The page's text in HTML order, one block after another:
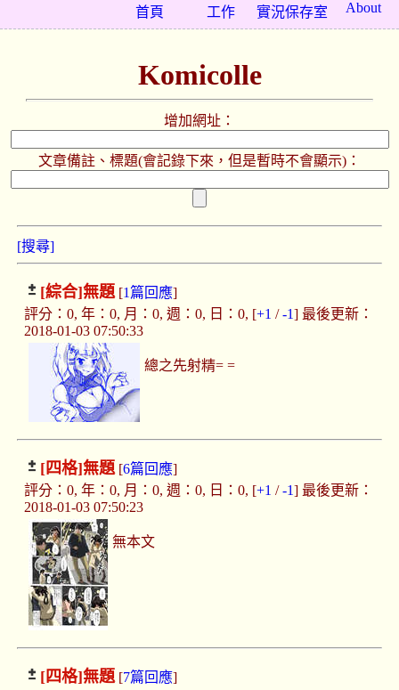
About
實況保存室
工作
首頁
Komicolle
增加網址：
文章備註、標題(會記錄下來，但是暫時不會顯示)：
[搜尋]
[綜合]無題[1篇回應]
評分：0, 年：0, 月：0, 週：0, 日：0, [+1 /-1] 最後更新：
2018-01-03 07:50:33
總之先射精= =
[四格]無題[6篇回應]
評分：0, 年：0, 月：0, 週：0, 日：0, [+1 /-1] 最後更新：
2018-01-03 07:50:23
無本文
[四格]無題[7篇回應]